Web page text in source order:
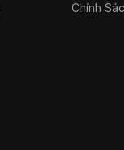
Chính